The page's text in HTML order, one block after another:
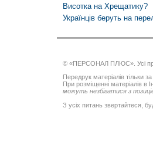
Висотка на Хрещатику?
Українців беруть на
© «ПЕРСОНАЛ ПЛЮС». Усі
Передрук матеріалів тільки за
При розміщенні матеріалів в
можуть незбігатися з
З усіх питань звертайтеся,